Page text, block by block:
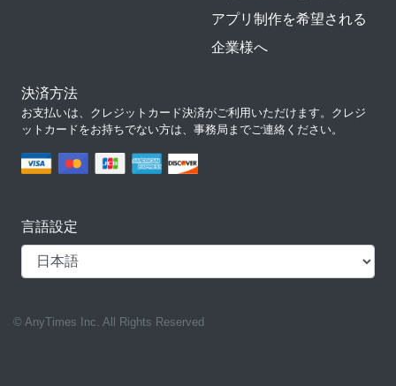
アプリ制作を希望される
企業様へ
決済方法
お支払いは、クレジットカード決済がご利用いただけます。クレジ
ットカードをお持ちでない方は、事務局までご連絡ください。
言語設定
© AnyTimes Inc. All Rights Reserved